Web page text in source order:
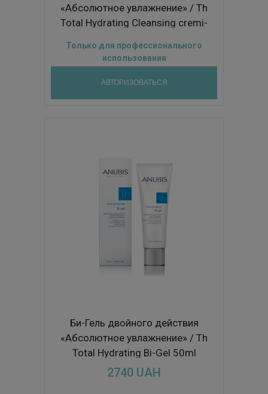
«Абсолютное увлажнение» / Th
Total Hydrating Cleansing cremi-
Только для профессионального
использования
АВТОРИЗОВАТЬСЯ
Би-Гель двойного действия
«Абсолютное увлажнение» / Th
Total Hydrating Bi-Gel 50ml
2740 UAH